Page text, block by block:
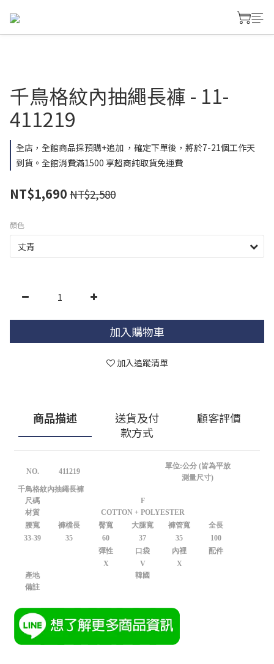
千鳥格紋內抽繩長褲 - 11-
411219
全店，全館商品採預購+追加 ，確定下單後，將於7-21個工作天
到貨。全館消費滿1500 享超商純取貨免運費
NT$1,690 NT$2,580
顏色
加入購物車
加入追蹤清單
商品描述
送貨及付
款方式
顧客評價
NO. 411219
單位:公分 (皆為平放
測量尺寸)
千鳥格紋內抽繩長褲
尺碼
F
材質
COTTON + POLYESTER
腰寬
褲檔長 臀寬 大腿寬 褲管寬
全長
33-39
35 60 37 35
100
彈性
口袋 內裡
配件
X
V
X
產地
韓國
備註